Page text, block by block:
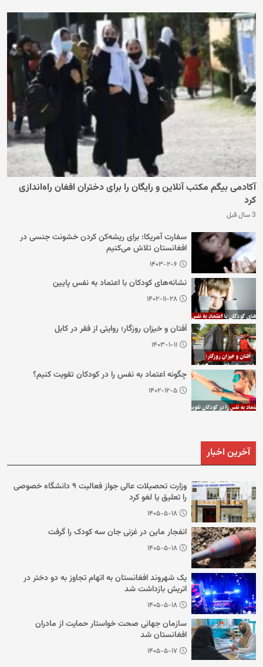
آکادمی بیگم مکتب آنلاین و رایگان را برای دختران افغان راه‌اندازی
کرد
3 سال قبل
سفارت آمریکا: برای ریشه‌کن کردن خشونت جنسی در
افغانستان تلاش می‌کنیم
۱۴۰۳-۲-۶
نشانه‌های کودکان با اعتماد به نفس پایین
۱۴۰۲-۱۱-۲۸
اُفتان و خیزان روزگار؛ روایتی از فقر در کابل
۱۴۰۳-۱-۱۱
چگونه اعتماد به نفس را در کودکان تقویت کنیم؟
۱۴۰۲-۱۲-۵
آخرین اخبار
وزارت تحصیلات عالی جواز فعالیت ۹ دانشگاه خصوصی
را تعلیق یا لغو کرد
۱۴۰۵-۵-۱۸
انفجار ماین در غزنی جان سه کودک را گرفت
۱۴۰۵-۵-۱۸
یک شهروند افغانستان به اتهام تجاوز به دو دختر در
اتریش بازداشت شد
۱۴۰۵-۵-۱۸
سازمان جهانی صحت خواستار حمایت از مادران
افغانستان شد
۱۴۰۵-۵-۱۷